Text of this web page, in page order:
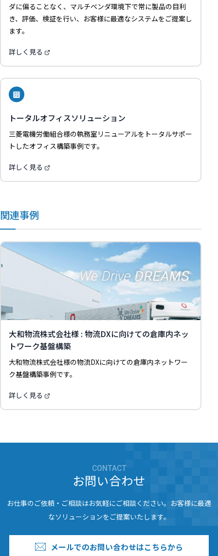
ダに偏ることなく、マルチベンダ環境下で常に製品の目利
き、評価、検証を行い、お客様に最適なシステムをご提案し
ます。
詳しく見る
トータルオフィスソリューション
三菱電機労働組合様の執務室リニューアルをトータルサポー
トしたオフィス構築事例です。
詳しく見る
関連事例
大和物流株式会社様 : 物流DXに向けての倉庫内ネッ
トワーク基盤構築
大和物流株式会社様の物流DXに向けての倉庫内ネットワー
ク基盤構築事例です。
詳しく見る
CONTACT
お問い合わせ
お仕事のご依頼・ご相談はお気軽にご相談ください。お客様に最適
なソリューションをご提案いたします。
メールでのお問い合わせはこちらから